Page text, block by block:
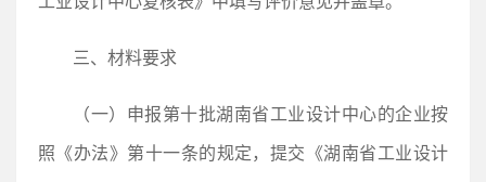
三、材料要求
（一）申报第十批湖南省工业设计中心的企业按
照《办法》第十一条的规定，提交《湖南省工业设计